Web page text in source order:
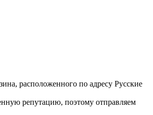
расположенного по адресу Русские
репутацию, поэтому отправляем